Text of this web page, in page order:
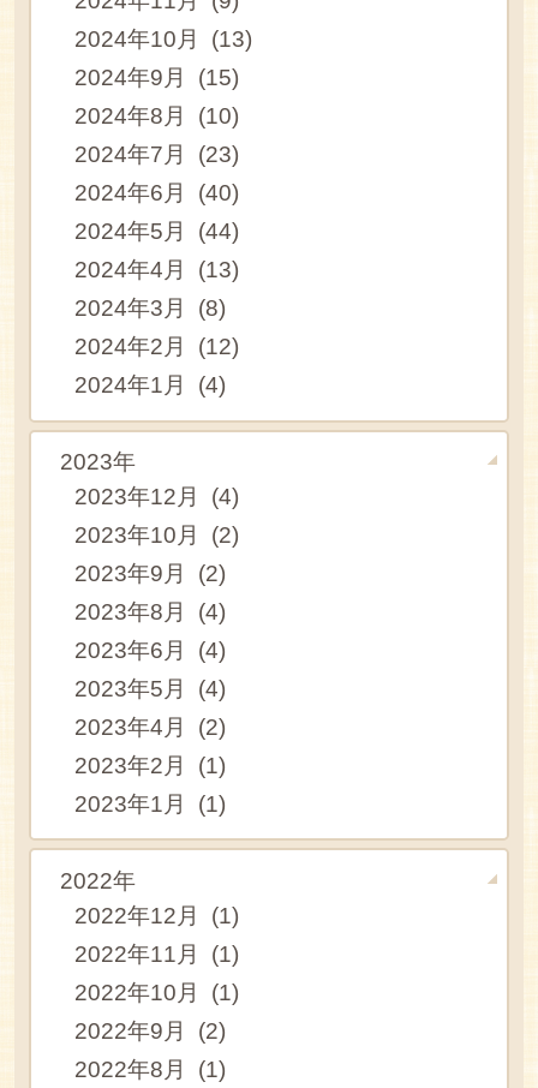
2024年10月 (13)
2024年9月 (15)
2024年8月 (10)
2024年7月 (23)
2024年6月 (40)
2024年5月 (44)
2024年4月 (13)
2024年3月 (8)
2024年2月 (12)
2024年1月 (4)
2023年
2023年12月 (4)
2023年10月 (2)
2023年9月 (2)
2023年8月 (4)
2023年6月 (4)
2023年5月 (4)
2023年4月 (2)
2023年2月 (1)
2023年1月 (1)
2022年
2022年12月 (1)
2022年11月 (1)
2022年10月 (1)
2022年9月 (2)
2022年8月 (1)